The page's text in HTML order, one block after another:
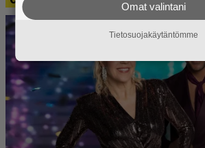
Omat valintani
Tietosuojakäytäntömme